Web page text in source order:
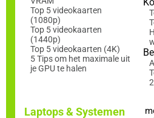
Top 5 videokaarten
(1080p)
Top 5 videokaarten
(1440p)
Top 5 videokaarten (4K)
5 Tips om het maximale uit
je GPU te halen
Laptops & Systemen